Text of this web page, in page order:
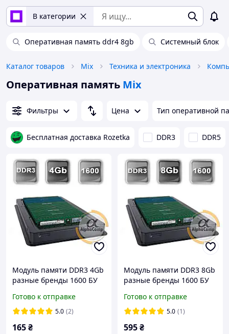
В категории
Оперативная память ddr4 8gb Системный блок
Каталог товаров Mix Техника и электроника
Оперативная память Mix
Фильтры Цена Тип оперативной
Бесплатная доставка Rozetka DDR3 DDR5
Модуль памяти DDR3 4Gb
разные бренды 1600 БУ
Готово к отправке
5.0 (2)
165₴
Модуль памяти DDR3 8Gb
разные бренды 1600 БУ
Готово к отправке
5.0 (1)
595₴